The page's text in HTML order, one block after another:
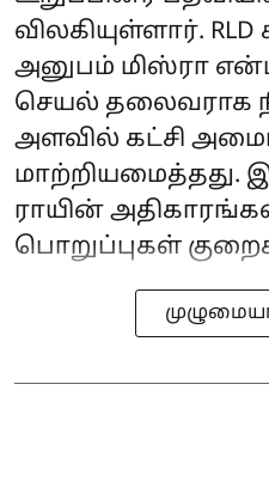
விலகியுள்ளார்.
அனுபம் மிஸ்ரா
செயல் தலைவராக
அளவில் கட்சி
மாற்றியமைத்தது.
ராயின்
பொறுப்புகள்